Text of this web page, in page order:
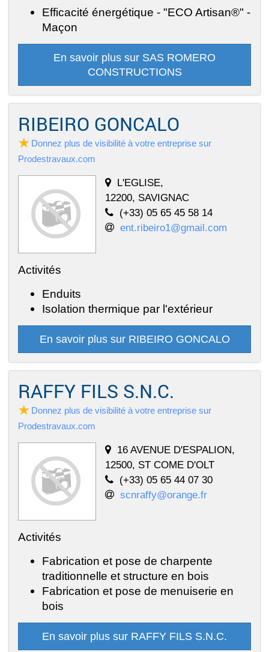
Efficacité énergétique - "ECO Artisan®" -
Maçon
En savoir plus sur SAS ROMERO
CONSTRUCTIONS
RIBEIRO GONCALO
Donnez plus de visibilité à votre entreprise sur
Prodestravaux.com
L'EGLISE,
12200, SAVIGNAC
(+33) 05 65 45 58 14
ent.ribeiro1@gmail.com
Activités
Enduits
Isolation thermique par l'extérieur
En savoir plus sur RIBEIRO GONCALO
RAFFY FILS S.N.C.
Donnez plus de visibilité à votre entreprise sur
Prodestravaux.com
16 AVENUE D'ESPALION,
12500, ST COME D'OLT
(+33) 05 65 44 07 30
scnraffy@orange.fr
Activités
Fabrication et pose de charpente
traditionnelle et structure en bois
Fabrication et pose de menuiserie en
bois
En savoir plus sur RAFFY FILS S.N.C.